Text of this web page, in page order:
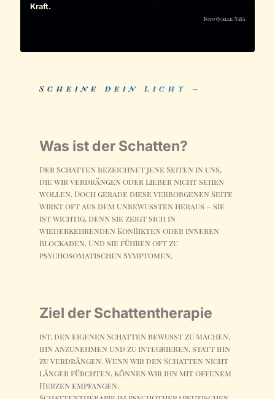
Kraft.
Foto Quelle: NASA
Scheine dein Licht –
Was ist der Schatten?
Der Schatten bezeichnet jene Seiten in uns,
die wir verdrängen oder lieber nicht sehen
wollen. Doch gerade diese verborgenen Seite
wirkt oft aus dem Unbewussten heraus – sie
ist wichtig, denn sie zeigt sich in
wiederkehrenden Konflikten oder inneren
Blockaden. Und sie führen oft zu
psychosomatischen Symptomen.
Ziel der Schattentherapie
ist, den eigenen Schatten bewusst zu machen,
ihn anzunehmen und zu integrieren, statt ihn
zu verdrängen. Wenn wir den Schatten nicht
länger fürchten, können wir ihn mit offenem
Herzen empfangen.